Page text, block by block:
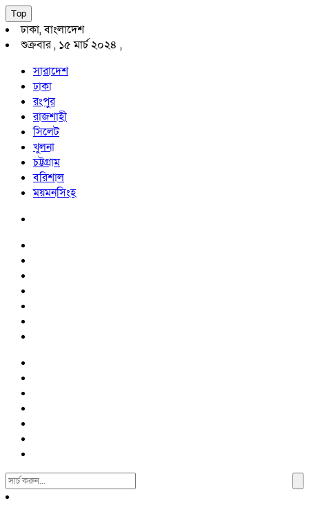
Top
ঢাকা, বাংলাদেশ
শুক্রবার , ১৫ মার্চ ২০২৪ ,
সারাদেশ
ঢাকা
রংপুর
রাজশাহী
সিলেট
খুলনা
চট্টগ্রাম
বরিশাল
ময়মনসিংহ
Search
For: